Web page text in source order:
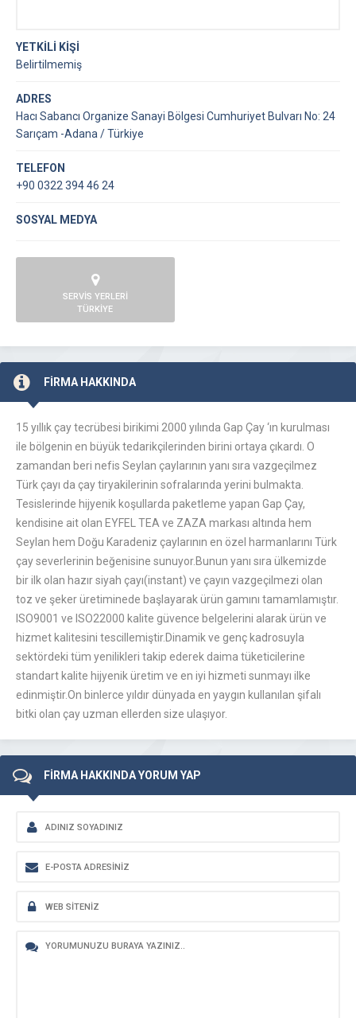
YETKİLİ KİŞİ
Belirtilmemiş
ADRES
Hacı Sabancı Organize Sanayi Bölgesi Cumhuriyet Bulvarı No: 24
Sarıçam -Adana / Türkiye
TELEFON
+90 0322 394 46 24
SOSYAL MEDYA
SERVİS YERLERİ
TÜRKİYE
FİRMA HAKKINDA
15 yıllık çay tecrübesi birikimi 2000 yılında Gap Çay ‘ın kurulması
ile bölgenin en büyük tedarikçilerinden birini ortaya çıkardı. O
zamandan beri nefis Seylan çaylarının yanı sıra vazgeçilmez
Türk çayı da çay tiryakilerinin sofralarında yerini bulmakta.
Tesislerinde hijyenik koşullarda paketleme yapan Gap Çay,
kendisine ait olan EYFEL TEA ve ZAZA markası altında hem
Seylan hem Doğu Karadeniz çaylarının en özel harmanlarını Türk
çay severlerinin beğenisine sunuyor.Bunun yanı sıra ülkemizde
bir ilk olan hazır siyah çayı(instant) ve çayın vazgeçilmezi olan
toz ve şeker üretiminede başlayarak ürün gamını tamamlamıştır.
ISO9001 ve ISO22000 kalite güvence belgelerini alarak ürün ve
hizmet kalitesini tescillemiştir.Dinamik ve genç kadrosuyla
sektördeki tüm yenilikleri takip ederek daima tüketicilerine
standart kalite hijyenik üretim ve en iyi hizmeti sunmayı ilke
edinmiştir.On binlerce yıldır dünyada en yaygın kullanılan şifalı
bitki olan çay uzman ellerden size ulaşıyor.
FİRMA HAKKINDA YORUM YAP